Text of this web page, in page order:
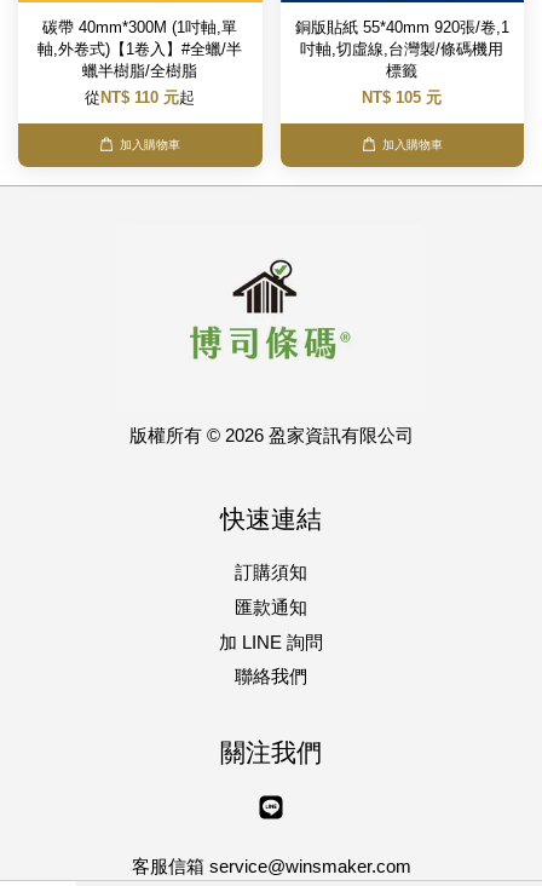
碳帶 40mm*300M (1吋軸,單
軸,外卷式)【1卷入】#全蠟/半
蠟半樹脂/全樹脂
從 NT$ 110 元起
加入購物車
銅版貼紙 55*40mm 920張/卷,1
吋軸,切虛線,台灣製/條碼機用
標籤
NT$ 105 元
加入購物車
版權所有 © 2026 盈家資訊有限公司
快速連結
訂購須知
匯款通知
加 LINE 詢問
聯絡我們
關注我們
客服信箱 service@winsmaker.com